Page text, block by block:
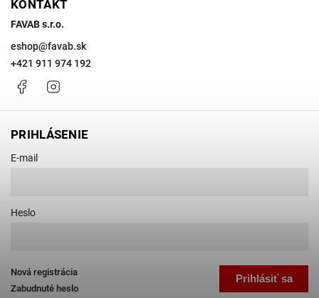
KONTAKT
FAVAB s.r.o.
eshop@favab.sk
+421 911 974 192
Facebook
PRIHLÁSENIE
E-mail
Heslo
Prihlásiť sa
Nová registrácia
Zabudnuté heslo